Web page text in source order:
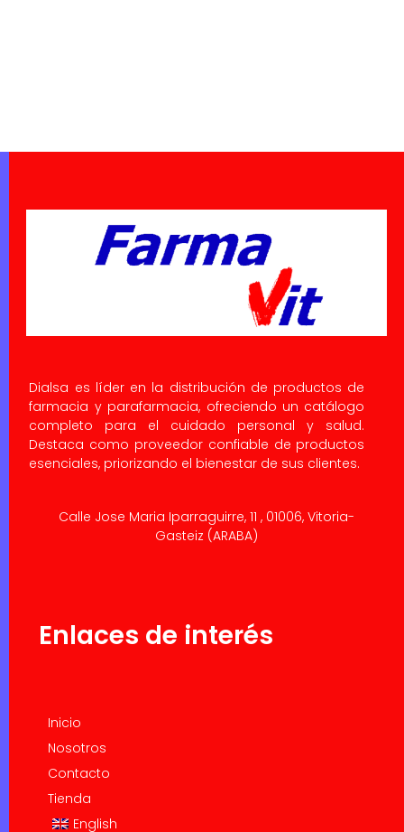
Dialsa es líder en la distribución de productos de
farmacia y parafarmacia, ofreciendo un catálogo
completo para el cuidado personal y salud.
Destaca como proveedor confiable de productos
esenciales, priorizando el bienestar de sus clientes.
Calle Jose Maria Iparraguirre, 11 , 01006, Vitoria-
Gasteiz (ARABA)
Enlaces de interés
Inicio
Nosotros
Contacto
Tienda
English